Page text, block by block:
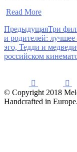
Read More
ПредыдущаяТри
и родителей:
эго, Тедди и медведи
российском
© Copyright 2018
Handcrafted in Europe.